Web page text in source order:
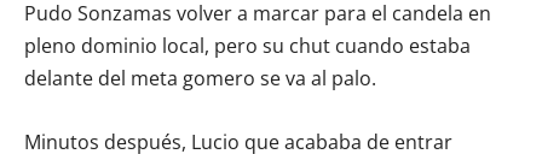
Pudo Sonzamas volver a marcar para el candela en
pleno dominio local, pero su chut cuando estaba
delante del meta gomero se va al palo.
Minutos después, Lucio que acababa de entrar